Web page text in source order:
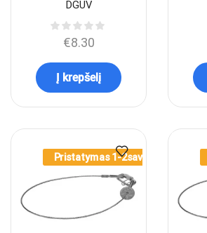
DGUV
€8.30
Į krepšelį
Pristatymas 1-2sav.